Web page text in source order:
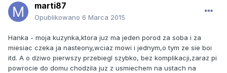
marti87
Opublikowano 6 Marca 2015
Hanka - moja kuzynka,ktora juz ma jeden porod za soba i za
miesiac czeka ja nasteony,wciaz mowi i jednym,o tym ze sie boi
itd. A o dziwo pierwszy przebiegl szybko, bez komplikacji,zaraz pi
powrocie do domu chodzila juz z usmiechem na ustach na